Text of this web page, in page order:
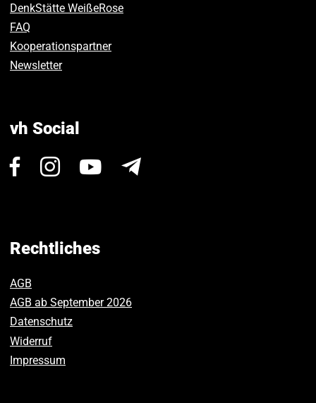
DenkStätte WeißeRose
FAQ
Kooperationspartner
Newsletter
vh Social
Besuchen
Facebook.
Besuchen
Instagram.
Besuchen
Rechtliches
AGB
AGB ab September 2026
Datenschutz
Widerruf
Impressum